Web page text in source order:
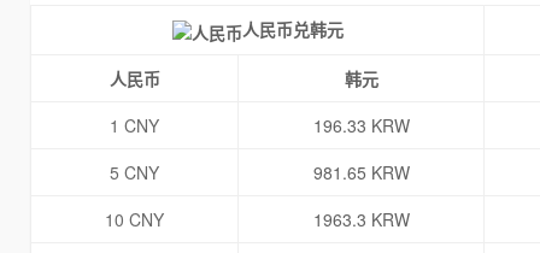
人民币兑韩元
人民币
韩元
1 CNY
196.33 KRW
5 CNY
981.65 KRW
10 CNY
1963.3 KRW